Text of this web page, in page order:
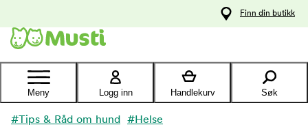
Kontakt
kundeservice
Finn din butikk
Meny Logg inn Handlekurv Søk
#Tips & Råd om hund #Helse